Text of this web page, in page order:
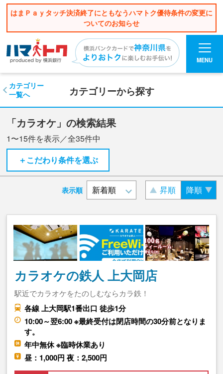
はまＰａｙタッチ決済終了にともなうハマトク優待条件の変更に
ついてのお知らせ
MENU
カテゴリーから探す
カテゴリー
一覧へ
「カラオケ」の検索結果
1〜15件を表示／全35件中
＋こだわり条件を選ぶ
表示順 昇順 降順
カラオケの鉄人 上大岡店
駅近でカラオケをたのしむならカラ鉄！
各線 上大岡駅1番出口 徒歩1分
10:00～翌6:00 ※最終受付は閉店時間の30分前となりま
す。
年中無休 ※臨時休業あり
昼：1,000円 夜：2,500円